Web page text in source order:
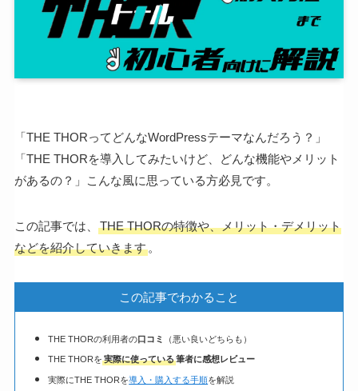
「THE THORってどんなWordPressテーマなんだろう？」
「THE THORを導入してみたいけど、どんな機能やメリット
があるの？」こんな風に思っている方必見です。
この記事では、
THE THORの特徴や、メリット・デメリット
などを紹介していきます。
この記事でわかること
THE THORの利用者の口コミ （悪い良いどちらも）
THE THORを実際に使っている筆者に感想レビュー
実際にTHE THORを導入・購入する手順を解説